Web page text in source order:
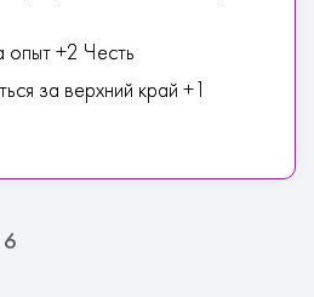
опыт +2 Честь
за верхний край +1
6